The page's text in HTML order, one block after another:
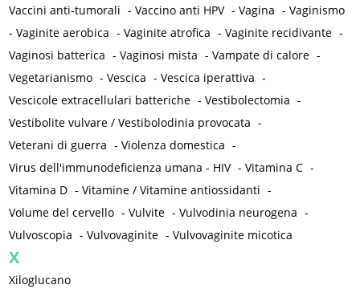
Vaccini anti-tumorali -Vaccino anti HPV -Vagina -Vaginismo
-Vaginite aerobica -Vaginite atrofica -Vaginite recidivante -
Vaginosi batterica -Vaginosi mista -Vampate di calore -
Vegetarianismo -Vescica -Vescica iperattiva -
Vescicole extracellulari batteriche -Vestibolectomia -
Vestibolite vulvare / Vestibolodinia provocata -
Veterani di guerra -Violenza domestica -
Virus dell'immunodeficienza umana - HIV -Vitamina C -
Vitamina D -Vitamine / Vitamine antiossidanti -
Volume del cervello -Vulvite -Vulvodinia neurogena -
Vulvoscopia -Vulvovaginite -Vulvovaginite micotica
X
Xiloglucano